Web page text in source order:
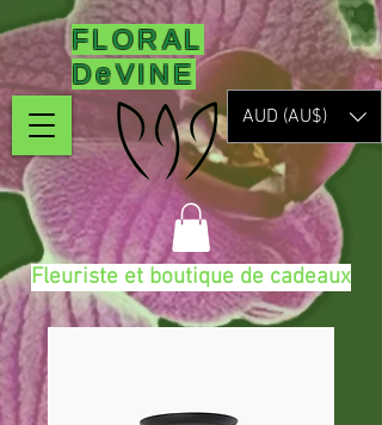
FLORAL
DeVINE
AUD (AU$)
Fleuriste et boutique de cadeaux